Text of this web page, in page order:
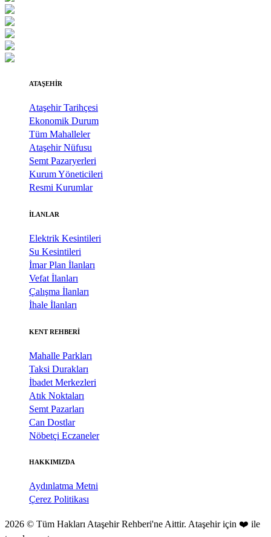
ATAŞEHİR
Ataşehir Tarihçesi
Ekonomik Durum
Tüm Mahalleler
Ataşehir Nüfusu
Semt Pazaryerleri
Kurum Yöneticileri
Resmi Kurumlar
İLANLAR
Elektrik Kesintileri
Su Kesintileri
İmar Plan İlanları
Vefat İlanları
Çalışma İlanları
İhale İlanları
KENT REHBERİ
Mahalle Parkları
Taksi Durakları
İbadet Merkezleri
Atık Noktaları
Semt Pazarları
Can Dostlar
Nöbetçi Eczaneler
HAKKIMIZDA
Aydınlatma Metni
Çerez Politikası
2026 © Tüm Hakları Ataşehir Rehberi'ne Aittir. Ataşehir için ❤️ ile